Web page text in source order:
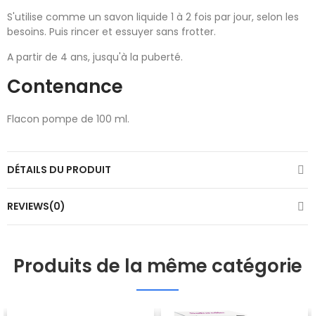
S'utilise comme un savon liquide 1 à 2 fois par jour, selon les
besoins. Puis rincer et essuyer sans frotter.
A partir de 4 ans, jusqu'à la puberté.
Contenance
Flacon pompe de 100 ml.
DÉTAILS DU PRODUIT
REVIEWS(0)
Produits de la même catégorie